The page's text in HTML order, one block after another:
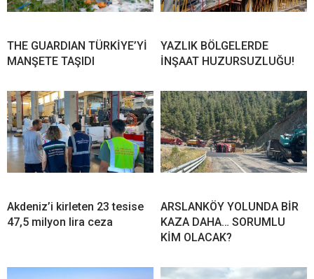
THE GUARDIAN TÜRKİYE’Yİ
MANŞETE TAŞIDI
YAZLIK BÖLGELERDE
İNŞAAT HUZURSUZLUĞU!
Akdeniz’i kirleten 23 tesise
47,5 milyon lira ceza
ARSLANKÖY YOLUNDA BİR
KAZA DAHA… SORUMLU
KİM OLACAK?